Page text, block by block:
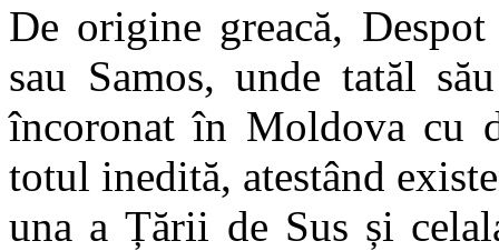
De origine greacă,
sau Samos, unde tatăl
încoronat în Moldova cu
totul inedită, atestând
una a Țării de Sus și